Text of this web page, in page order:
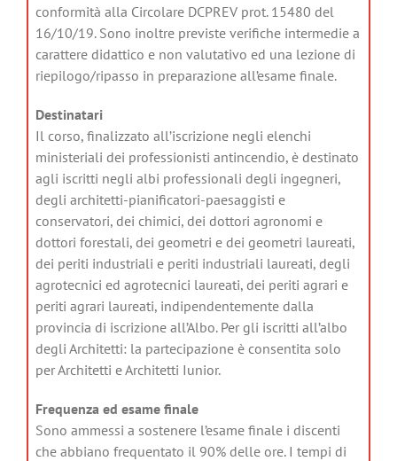
conformità alla Circolare DCPREV prot. 15480 del
16/10/19. Sono inoltre previste verifiche intermedie a
carattere didattico e non valutativo ed una lezione di
riepilogo/ripasso in preparazione all’esame finale.
Destinatari
Il corso, finalizzato all’iscrizione negli elenchi
ministeriali dei professionisti antincendio, è destinato
agli iscritti negli albi professionali degli ingegneri,
degli architetti-pianificatori-paesaggisti e
conservatori, dei chimici, dei dottori agronomi e
dottori forestali, dei geometri e dei geometri laureati,
dei periti industriali e periti industriali laureati, degli
agrotecnici ed agrotecnici laureati, dei periti agrari e
periti agrari laureati, indipendentemente dalla
provincia di iscrizione all’Albo. Per gli iscritti all’albo
degli Architetti: la partecipazione è consentita solo
per Architetti e Architetti Iunior.
Frequenza ed esame finale
Sono ammessi a sostenere l’esame finale i discenti
che abbiano frequentato il 90% delle ore. I tempi di